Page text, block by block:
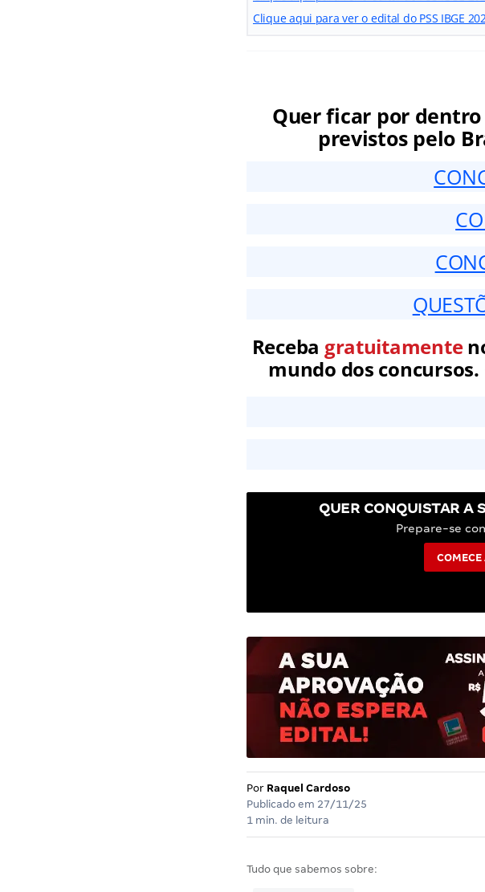
Clique aqui para ver o edital do PSS IBGE
Quer ficar por dentro
previstos pelo
Receba gratuitamente
mundo dos
QUER CONQUISTAR A
Prepare-se
Por Raquel Cardoso
Publicado em 27/11/25
1 min. de leitura
Tudo que sabemos sobre: